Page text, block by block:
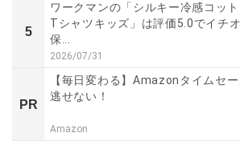
5
ワークマンの「シルキー冷感コッ
Tシャツキッズ」は評価5.0でイチオ
保...
2026/07/31
PR
【毎日変わる】Amazonタイムセ
逃せない！
Amazon